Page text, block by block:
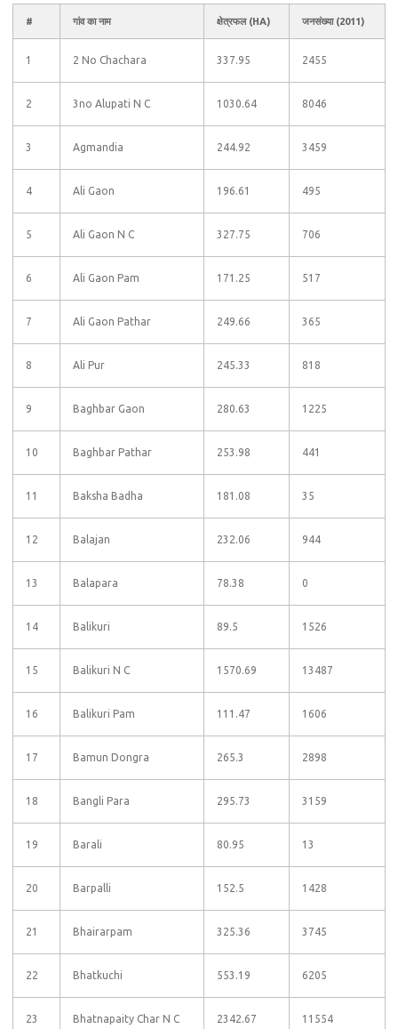
# गांव का नाम क्षेत्रफल (HA) जनसंख्या (2011)
1 2 No Chachara 337.95 2455
2 3no Alupati N C 1030.64 8046
3 Agmandia 244.92 3459
4 Ali Gaon 196.61 495
5 Ali Gaon N C 327.75 706
6 Ali Gaon Pam 171.25 517
7 Ali Gaon Pathar 249.66 365
8 Ali Pur 245.33 818
9 Baghbar Gaon 280.63 1225
10 Baghbar Pathar 253.98 441
11 Baksha Badha 181.08 35
12 Balajan 232.06 944
13 Balapara 78.38 0
14 Balikuri 89.5 1526
15 Balikuri N C 1570.69 13487
16 Balikuri Pam 111.47 1606
17 Bamun Dongra 265.3 2898
18 Bangli Para 295.73 3159
19 Barali 80.95 13
20 Barpalli 152.5 1428
21 Bhairarpam 325.36 3745
22 Bhatkuchi 553.19 6205
23 Bhatnapaity Char N C 2342.67 11554